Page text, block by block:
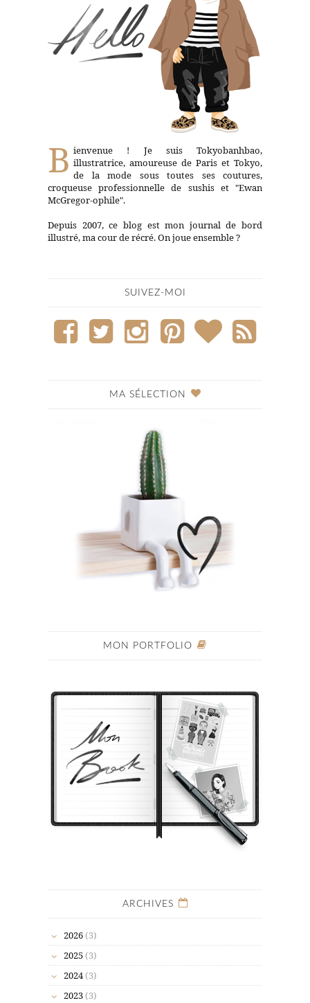
B ienvenue ! Je suis Tokyobanhbao,
illustratrice, amoureuse de Paris et Tokyo,
de la mode sous toutes ses coutures,
croqueuse professionnelle de sushis et "Ewan
McGregor-ophile".
Depuis 2007, ce blog est mon journal de bord
illustré, ma cour de récré. On joue ensemble ?
SUIVEZ-MOI
MA SÉLECTION
MON PORTFOLIO
ARCHIVES
2026 (3)
2025 (3)
2024 (3)
2023 (3)